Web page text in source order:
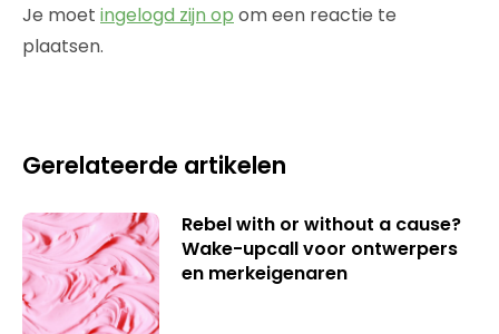
Je moet ingelogd zijn op om een reactie te
plaatsen.
Gerelateerde artikelen
Rebel with or without a cause?
Wake-upcall voor ontwerpers
en merkeigenaren